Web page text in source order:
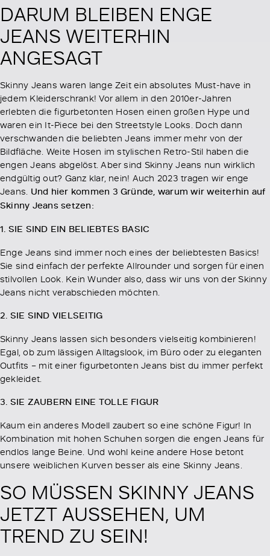
DARUM BLEIBEN ENGE
JEANS WEITERHIN
ANGESAGT
Skinny Jeans waren lange Zeit ein absolutes Must-have in
jedem Kleiderschrank! Vor allem in den 2010er-Jahren
erlebten die figurbetonten Hosen einen großen Hype und
waren ein It-Piece bei den Streetstyle Looks. Doch dann
verschwanden die beliebten Jeans immer mehr von der
Bildfläche. Weite Hosen im stylischen Retro-Stil haben die
engen Jeans abgelöst. Aber sind Skinny Jeans nun wirklich
endgültig out? Ganz klar, nein! Auch 2023 tragen wir enge
Jeans. Und hier kommen 3 Gründe, warum wir weiterhin auf
Skinny Jeans setzen:
1. SIE SIND EIN BELIEBTES BASIC
Enge Jeans sind immer noch eines der beliebtesten Basics!
Sie sind einfach der perfekte Allrounder und sorgen für einen
stilvollen Look. Kein Wunder also, dass wir uns von der Skinny
Jeans nicht verabschieden möchten.
2. SIE SIND VIELSEITIG
Skinny Jeans lassen sich besonders vielseitig kombinieren!
Egal, ob zum lässigen Alltagslook, im Büro oder zu eleganten
Outfits – mit einer figurbetonten Jeans bist du immer perfekt
gekleidet.
3. SIE ZAUBERN EINE TOLLE FIGUR
Kaum ein anderes Modell zaubert so eine schöne Figur! In
Kombination mit hohen Schuhen sorgen die engen Jeans für
endlos lange Beine. Und wohl keine andere Hose betont
unsere weiblichen Kurven besser als eine Skinny Jeans.
SO MÜSSEN SKINNY JEANS
JETZT AUSSEHEN, UM
TREND ZU SEIN!